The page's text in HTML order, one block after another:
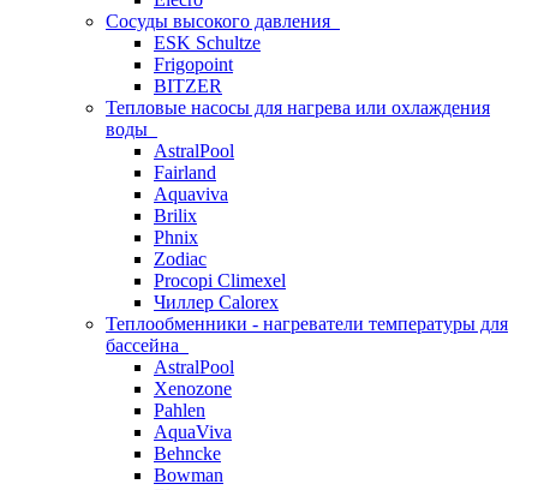
Сосуды высокого давления
ESK Schultze
Frigopoint
BITZER
Тепловые насосы для нагрева или охлаждения
воды
AstralPool
Fairland
Aquaviva
Brilix
Phnix
Zodiac
Procopi Climexel
Чиллер Calorex
Теплообменники - нагреватели температуры для
бассейна
AstralPool
Xenozone
Pahlen
AquaViva
Behncke
Bowman